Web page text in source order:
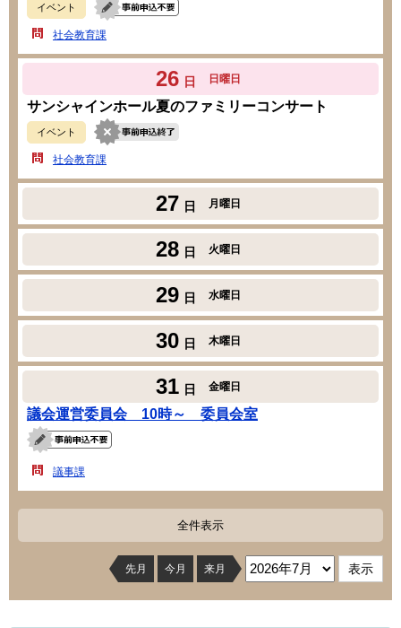
イベント
社会教育課
26 日 日曜日
サンシャインホール夏のファミリーコンサート
イベント
社会教育課
27 日 月曜日
28 日 火曜日
29 日 水曜日
30 日 木曜日
31 日 金曜日
議会運営委員会 10時～ 委員会室
議事課
全件表示
先月 今月 来月